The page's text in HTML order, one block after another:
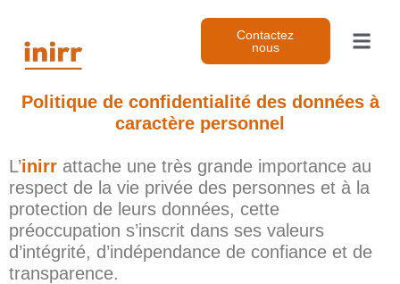
contenu
Contactez
nous
Politique de confidentialité des données à
caractère personnel
L’inirr attache une très grande importance au
respect de la vie privée des personnes et à la
protection de leurs données, cette
préoccupation s’inscrit dans ses valeurs
d’intégrité, d’indépendance de confiance et de
transparence.